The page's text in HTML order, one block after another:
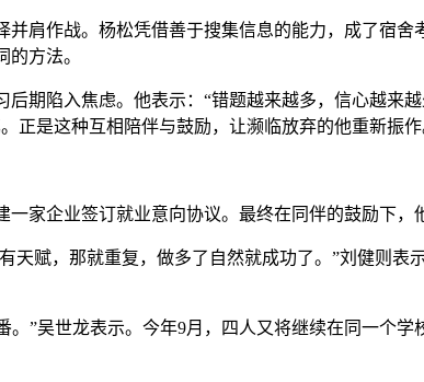
作战。杨松凭借善于搜集信息的能力，成了宿舍
方法。
陷入焦虑。他表示：“错题越来越多，信心越来越
正是这种互相陪伴与鼓励，让濒临放弃的他重新振作
企业签订就业意向协议。最终在同伴的鼓励下，
赋，那就重复，做多了自然就成功了。”刘健则表
”吴世龙表示。今年9月，四人又将继续在同一个学